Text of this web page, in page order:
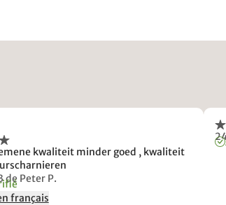
kwaliteit minder goed , kwaliteit
de Peter P.
français